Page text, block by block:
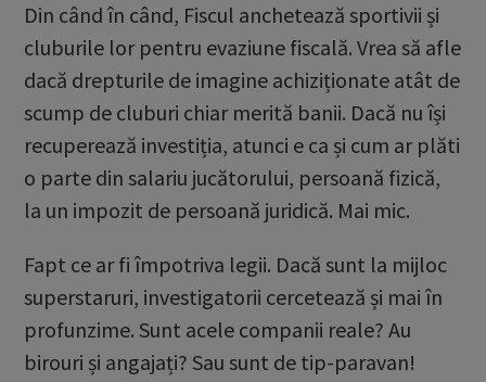
Din când în când, Fiscul anchetează sportivii și
cluburile lor pentru evaziune fiscală. Vrea să afle
dacă drepturile de imagine achiziționate atât de
scump de cluburi chiar merită banii. Dacă nu își
recuperează investiția, atunci e ca și cum ar plăti
o parte din salariu jucătorului, persoană fizică,
la un impozit de persoană juridică. Mai mic.
Fapt ce ar fi împotriva legii. Dacă sunt la mijloc
superstaruri, investigatorii cercetează și mai în
profunzime. Sunt acele companii reale? Au
birouri și angajați? Sau sunt de tip-paravan!